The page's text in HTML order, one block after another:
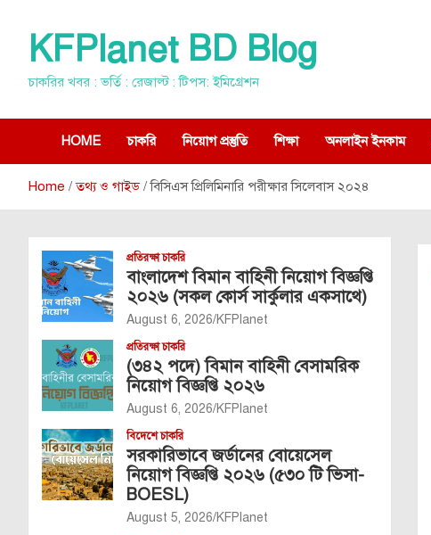
contentKFPlanet BD Blog
চাকরির খবর : ভর্তি : রেজাল্ট : টিপস: ইমিগ্রেশন
HOME চাকরি নিয়োগ প্রস্তুতি শিক্ষা অনলাইন ইনকাম
Home তথ্য ও গাইড বিসিএস প্রিলিমিনারি পরীক্ষার সিলেবাস ২০২৪
প্রতিরক্ষা চাকরি
বাংলাদেশ বিমান বাহিনী নিয়োগ বিজ্ঞপ্তি
২০২৬ (সকল কোর্স সার্কুলার একসাথে)
August 6, 2026 KFPlanet
প্রতিরক্ষা চাকরি
(৩৪২ পদে) বিমান বাহিনী বেসামরিক
নিয়োগ বিজ্ঞপ্তি ২০২৬
August 6, 2026 KFPlanet
বিদেশে চাকরি
সরকারিভাবে জর্ডানের বোয়েসেল
নিয়োগ বিজ্ঞপ্তি ২০২৬ (৫৩০ টি ভিসা-
BOESL)
August 5, 2026 KFPlanet